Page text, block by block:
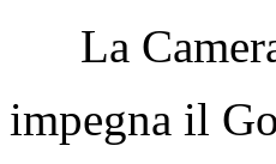
La
impegna il